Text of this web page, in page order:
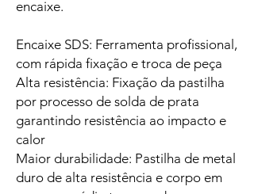
encaixe.
Encaixe SDS: Ferramenta profissional,
com rápida fixação e troca de peça
Alta resistência: Fixação da pastilha
por processo de solda de prata
garantindo resistência ao impacto e
calor
Maior durabilidade: Pastilha de metal
duro de alta resistência e corpo em